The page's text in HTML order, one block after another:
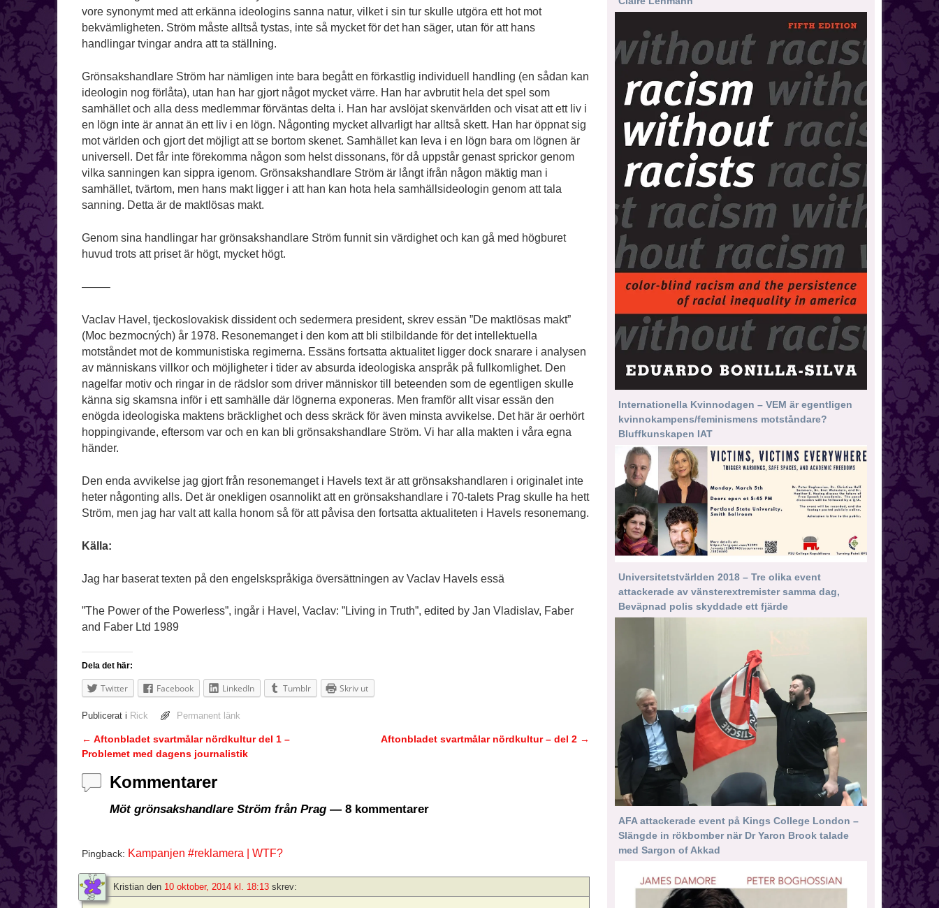
vore synonymt med att erkänna ideologins sanna natur, vilket i sin tur skulle utgöra ett hot mot
bekvämligheten. Ström måste alltså tystas, inte så mycket för det han säger, utan för att hans
handlingar tvingar andra att ta ställning.
Grönsakshandlare Ström har nämligen inte bara begått en förkastlig individuell handling (en sådan kan
ideologin nog förlåta), utan han har gjort något mycket värre. Han har avbrutit hela det spel som
samhället och alla dess medlemmar förväntas delta i. Han har avslöjat skenvärlden och visat att ett liv i
en lögn inte är annat än ett liv i en lögn. Någonting mycket allvarligt har alltså skett. Han har öppnat sig
mot världen och gjort det möjligt att se bortom skenet. Samhället kan leva i en lögn bara om lögnen är
universell. Det får inte förekomma någon som helst dissonans, för då uppstår genast sprickor genom
vilka sanningen kan sippra igenom. Grönsakshandlare Ström är långt ifrån någon mäktig man i
samhället, tvärtom, men hans makt ligger i att han kan hota hela samhällsideologin genom att tala
sanning. Detta är de maktlösas makt.
Genom sina handlingar har grönsakshandlare Ström funnit sin värdighet och kan gå med högburet
huvud trots att priset är högt, mycket högt.
——–
Vaclav Havel, tjeckoslovakisk dissident och sedermera president, skrev essän ”De maktlösas makt”
(Moc bezmocných) år 1978. Resonemanget i den kom att bli stilbildande för det intellektuella
motståndet mot de kommunistiska regimerna. Essäns fortsatta aktualitet ligger dock snarare i analysen
av människans villkor och möjligheter i tider av absurda ideologiska anspråk på fullkomlighet. Den
nagelfar motiv och ringar in de rädslor som driver människor till beteenden som de egentligen skulle
känna sig skamsna inför i ett samhälle där lögnerna exponeras. Men framför allt visar essän den
enögda ideologiska maktens bräcklighet och dess skräck för även minsta avvikelse. Det här är oerhört
hoppingivande, eftersom var och en kan bli grönsakshandlare Ström. Vi har alla makten i våra egna
händer.
Den enda avvikelse jag gjort från resonemanget i Havels text är att grönsakshandlaren i originalet inte
heter någonting alls. Det är onekligen osannolikt att en grönsakshandlare i 70-talets Prag skulle ha hett
Ström, men jag har valt att kalla honom så för att påvisa den fortsatta aktualiteten i Havels resonemang.
Källa:
Jag har baserat texten på den engelskspråkiga översättningen av Vaclav Havels essä
”The Power of the Powerless”, ingår i Havel, Vaclav: ”Living in Truth”, edited by Jan Vladislav, Faber
and Faber Ltd 1989
Dela det här:
Twitter Facebook LinkedIn Tumblr Skriv ut
Publicerat i Rick Permanent länk
Inläggsnavigering
← Aftonbladet svartmålar nördkultur del 1 –
Problemet med dagens journalistik
Aftonbladet svartmålar nördkultur – del 2 →
Kommentarer
Möt grönsakshandlare Ström från Prag — 8 kommentarer
Pingback: Kampanjen #reklamera | WTF?
Kristian den 10 oktober, 2014 kl. 18:13 skrev:
Internationella Kvinnodagen – VEM är egentligen
kvinnokampens/feminismens motståndare?
Bluffkunskapen IAT
Universitetstvärlden 2018 – Tre olika event
attackerade av vänsterextremister samma dag,
Beväpnad polis skyddade ett fjärde
AFA attackerade event på Kings College London –
Slängde in rökbomber när Dr Yaron Brook talade
med Sargon of Akkad